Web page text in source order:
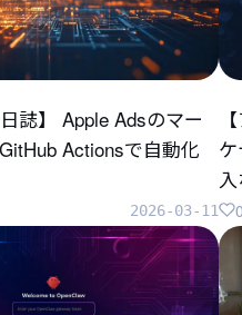
誌】 Apple Adsのマー
Actionsで自動化
2026-03-11 0